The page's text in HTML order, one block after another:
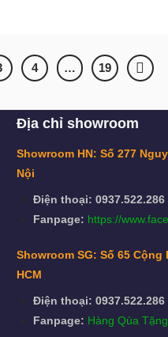
4 … 19
Địa chỉ showroom
Showroom HN: Số 277
Nội
Điện thoại: 0937.522.286
Fanpage: https://
Showroom SG: Số 65 Cộng
HCM
Điện thoại: 0937.522.286
Fanpage: Hàng Qùa Tặng